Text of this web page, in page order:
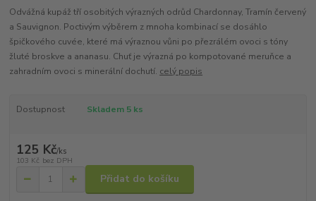
Odvážná kupáž tří osobitých výrazných odrůd Chardonnay, Tramín červený
a Sauvignon. Poctivým výběrem z mnoha kombinací se dosáhlo
špičkového cuvée, které má výraznou vůni po přezrálém ovoci s tóny
žluté broskve a ananasu. Chuť je výrazná po kompotované meruňce a
zahradním ovoci s minerální dochutí. celý popis
Dostupnost Skladem 5 ks
125 Kč/ks
103 Kč bez DPH
Přidat do košíku